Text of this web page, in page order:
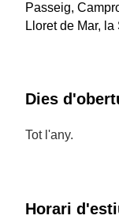
Passeig,
Lloret de Mar,
Dies
Tot l'any.
Horari